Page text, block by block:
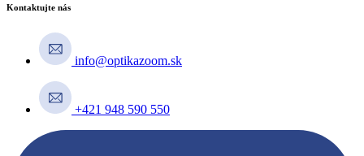
Kontaktujte nás
info@optikazoom.sk
+421 948 590 550